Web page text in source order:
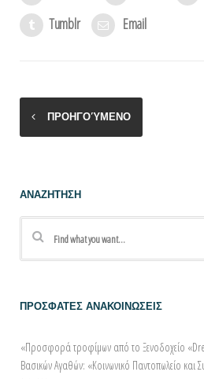
Tumblr
Email
ΠΡΟΗΓΟΎΜΕΝΟ
ΑΝΑΖΗΤΗΣΗ
ΠΡΟΣΦΑΤΕΣ ΑΝΑΚΟΙΝΩΣΕΙΣ
«Προσφορά τροφίμων από τo Ξενοδοχείο
Βασικών Αγαθών: «Κοινωνικό Παντοπωλείο και